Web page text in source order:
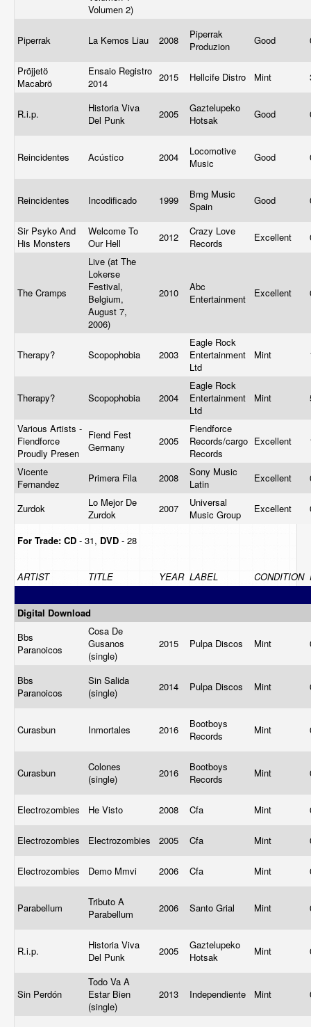
Volumen 2)
Piperrak La Kemos Liau 2008
Piperrak
Produzion
Good
Pröjjetö
Macabrö
Ensaio Registro
2014
2015 Hellcife Distro Mint
R.i.p.
Historia Viva
Del Punk
2005
Gaztelupeko
Hotsak
Good
Reincidentes Acústico 2004
Locomotive
Music
Good
Reincidentes Incodificado 1999
Bmg Music
Spain
Good
Sir Psyko And
His Monsters
Welcome To
Our Hell
2012
Crazy Love
Records
Excellent
The Cramps
Live (at The
Lokerse
Festival,
Belgium,
August 7,
2006)
2010
Abc
Entertainment
Excellent
Therapy? Scopophobia 2003
Eagle Rock
Entertainment
Ltd
Mint
Therapy? Scopophobia 2004
Eagle Rock
Entertainment
Ltd
Mint
Various Artists -
Fiendforce
Proudly Presen
Fiend Fest
Germany
2005
Fiendforce
Records/cargo
Records
Excellent
Vicente
Fernandez
Primera Fila 2008
Sony Music
Latin
Excellent
Zurdok
Lo Mejor De
Zurdok
2007
Universal
Music Group
Excellent
For Trade: CD - 31, DVD - 28
ARTIST TITLE YEAR LABEL CONDITION
Digital Download
Bbs
Paranoicos
Cosa De
Gusanos
(single)
2015 Pulpa Discos Mint
Bbs
Paranoicos
Sin Salida
(single)
2014 Pulpa Discos Mint
Curasbun Inmortales 2016
Bootboys
Records
Mint
Curasbun
Colones
(single)
2016
Bootboys
Records
Mint
Electrozombies He Visto 2008 Cfa Mint
Electrozombies Electrozombies 2005 Cfa Mint
Electrozombies Demo Mmvi 2006 Cfa Mint
Parabellum
Tributo A
Parabellum
2006 Santo Grial Mint
R.i.p.
Historia Viva
Del Punk
2005
Gaztelupeko
Hotsak ‎
Mint
Sin Perdón
Todo Va A
Estar Bien
(single)
2013 Independiente Mint